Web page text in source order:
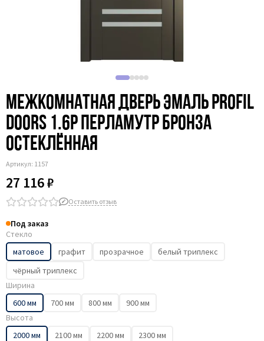
Межкомнатная дверь эмаль Profil
Doors 1.6P перламутр бронза
остеклённая
Артикул: 1157
27 116 ₽
Оставить отзыв
Под заказ
Стекло
матовое
графит прозрачное
белый триплекс
чёрный триплекс
Ширина
600 мм
700 мм 800 мм
900 мм
Высота
2000 мм
2100 мм 2200 мм 2300 мм